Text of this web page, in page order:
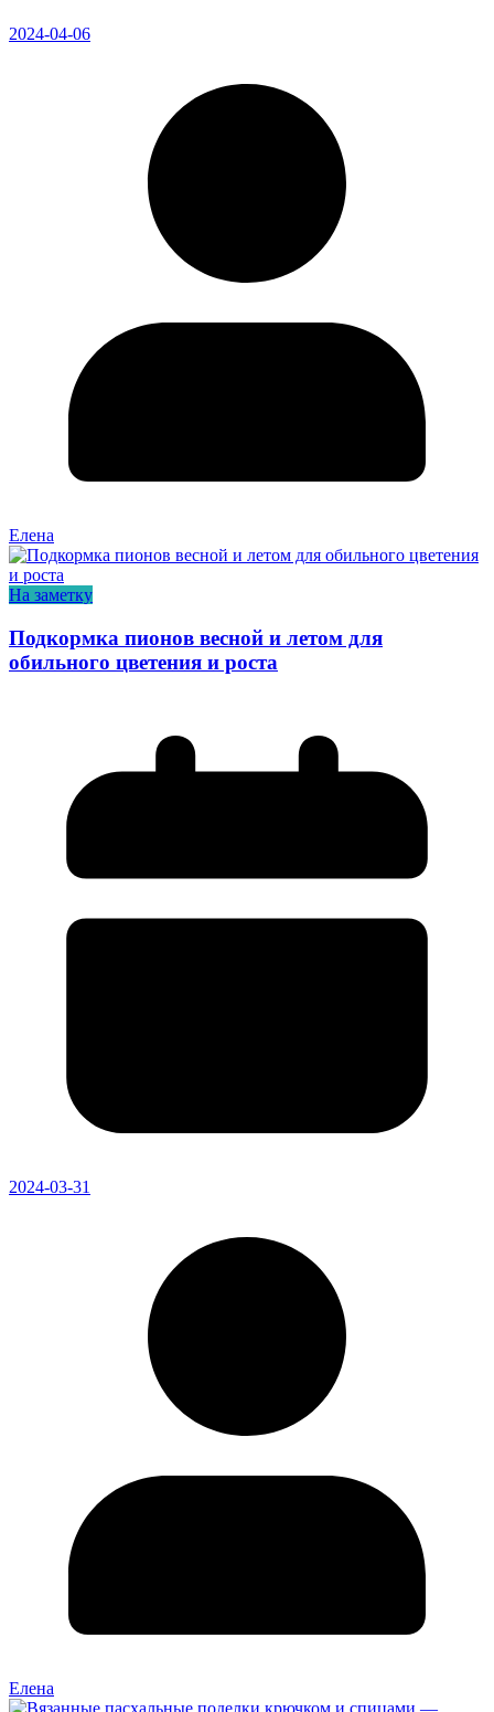
2024-04-06
Елена
На заметку
Подкормка пионов весной и летом для
обильного цветения и роста
2024-03-31
Елена